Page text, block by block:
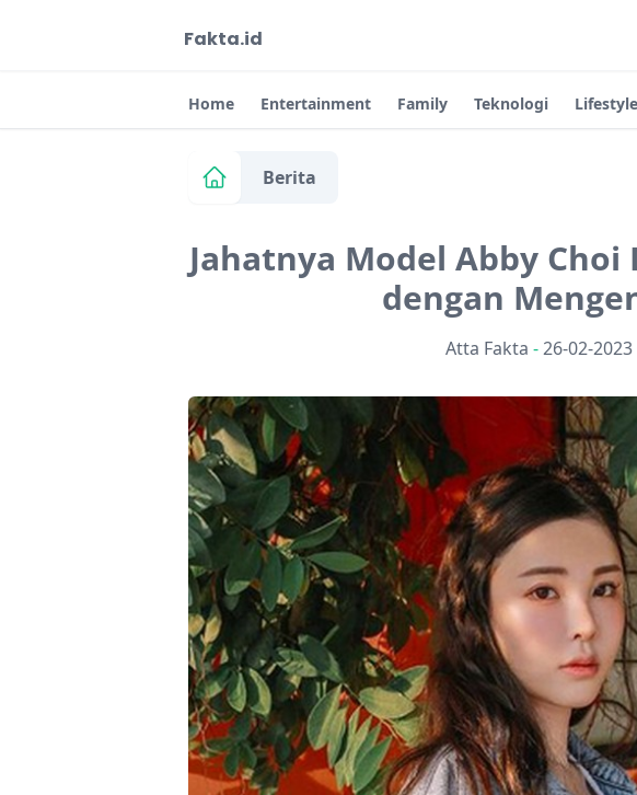
Fakta.id
Home Entertainment Family Teknologi Lifestyle
Berita
Jahatnya Model Abby Choi
dengan
Atta Fakta -26-02-